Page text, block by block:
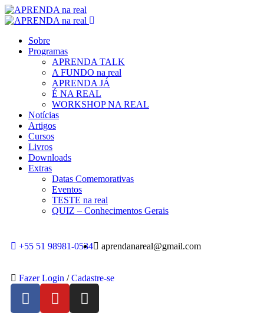
Sobre
Programas
APRENDA TALK
A FUNDO na real
APRENDA JÁ
É NA REAL
WORKSHOP NA REAL
Notícias
Artigos
Cursos
Livros
Downloads
Extras
Datas Comemorativas
Eventos
TESTE na real
QUIZ – Conhecimentos Gerais
+55 51 98981-0534 aprendanareal@gmail.com
Fazer Login / Cadastre-se